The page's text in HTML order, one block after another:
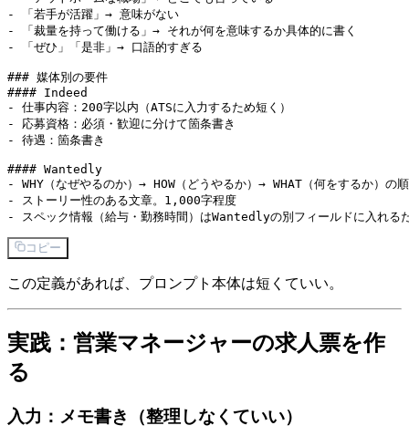
- 「若手が活躍」→ 意味がない
- 「裁量を持って働ける」→ それが何を意味するか具体的に書く
- 「ぜひ」「是非」→ 口語的すぎる
### 媒体別の要件
#### Indeed
- 仕事内容：200字以内（ATSに入力するため短く）
- 応募資格：必須・歓迎に分けて箇条書き
- 待遇：箇条書き
#### Wantedly
- WHY（なぜやるのか）→ HOW（どうやるか）→ WHAT（何をするか）の順
- ストーリー性のある文章。1,000字程度
コピー
この定義があれば、プロンプト本体は短くていい。
実践：営業マネージャーの求人票を作
る
入力：メモ書き（整理しなくていい）